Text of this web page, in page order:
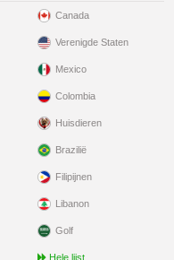
Canada
Verenigde Staten
Mexico
Colombia
Huisdieren
Brazilië
Filipijnen
Libanon
Golf
Hele lijst